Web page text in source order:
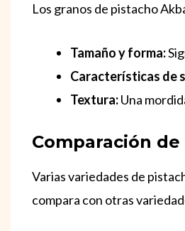
Los granos de pistacho
Tamaño y forma:
Características de
Textura:Una
Comparación
Varias variedades de
compara con otras